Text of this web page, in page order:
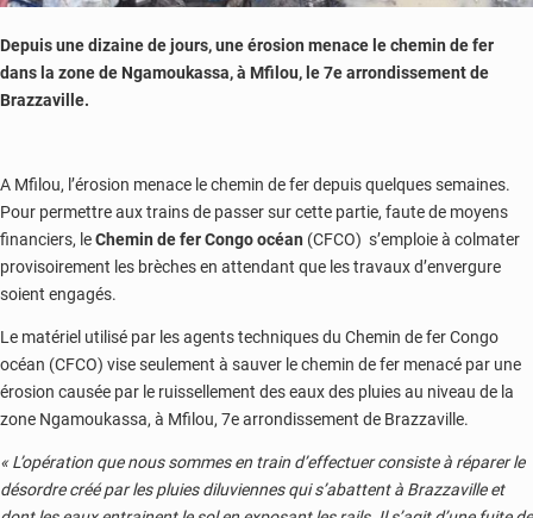
Depuis une dizaine de jours, une érosion menace le chemin de fer
dans la zone de Ngamoukassa, à Mfilou, le 7e arrondissement de
Brazzaville.
A Mfilou, l’érosion menace le chemin de fer depuis quelques semaines.
Pour permettre aux trains de passer sur cette partie, faute de moyens
financiers, leChemin de fer Congo océan (CFCO) s’emploie à colmater
provisoirement les brèches en attendant que les travaux d’envergure
soient engagés.
Le matériel utilisé par les agents techniques du Chemin de fer Congo
océan (CFCO) vise seulement à sauver le chemin de fer menacé par une
érosion causée par le ruissellement des eaux des pluies au niveau de la
zone Ngamoukassa, à Mfilou, 7e arrondissement de Brazzaville.
« L’opération que nous sommes en train d’effectuer consiste à réparer le
désordre créé par les pluies diluviennes qui s’abattent à Brazzaville et